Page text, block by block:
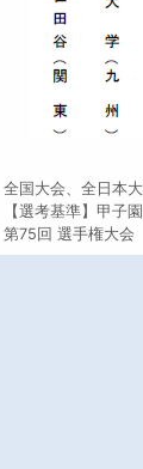
カ
テ
ゴ
リ
全国大会 全日本
【選考基準】甲子
第75回 選手権大